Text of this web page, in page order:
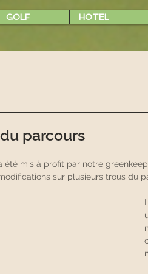
GOLF HOTEL
parcours
été mis à profit par notre
sur plusieurs trous du